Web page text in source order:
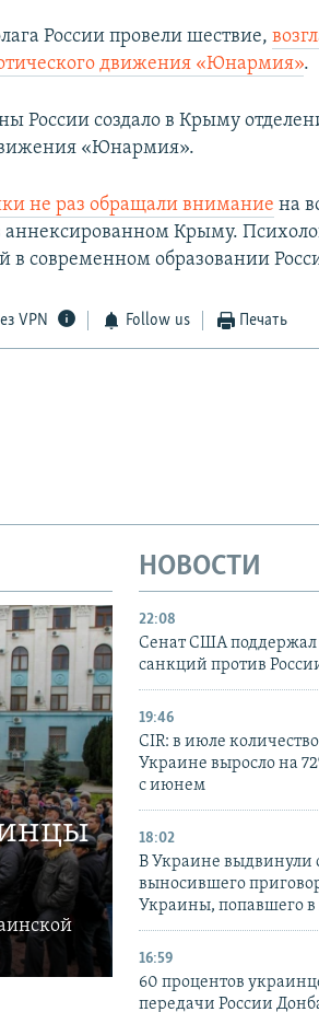
России провели шествие,
движения «Юнармия».
России создало в Крыму
«Юнармия».
не раз обращаливнимание на
аннексированном Крыму.
в современном образовании
VPN Follow us Печать
НОВОСТИ
22:08
Сенат США
санкций против
19:46
CIR: в июле
Украине выросло на
с июнем
18:02
В Украине выдвинули
выносившего
Украины, попавшего
16:59
60 процентов
передачи России